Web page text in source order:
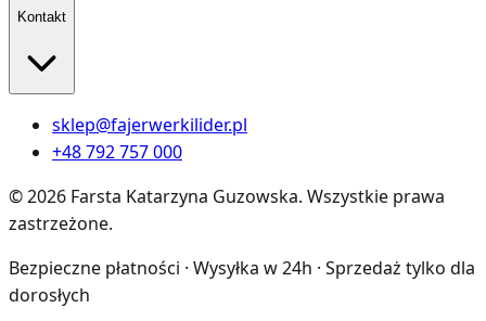
Kontakt
sklep@fajerwerkilider.pl
+48 792 757 000
©2026 Farsta Katarzyna Guzowska. Wszystkie prawa
zastrzeżone.
Bezpieczne płatności · Wysyłka w 24h · Sprzedaż tylko dla
dorosłych